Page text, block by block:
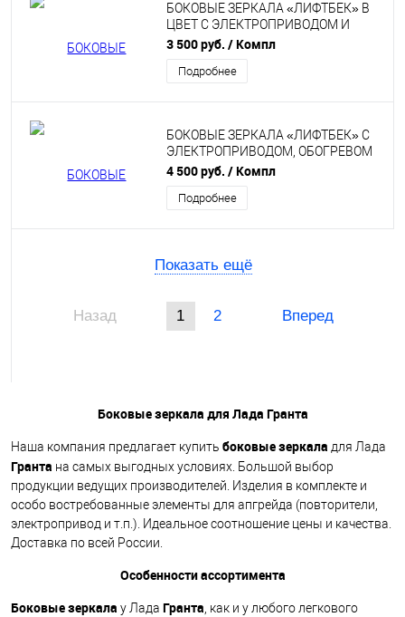
БОКОВЫЕ ЗЕРКАЛА «ЛИФТБЕК» В
ЦВЕТ С ЭЛЕКТРОПРИВОДОМ И
ОБОГРЕВОМ ДЛЯ ЛАДА ГРАНТА,
КАЛИНА, КАЛИНА 2, DATSUN
3 500 руб. / Компл
Подробнее
БОКОВЫЕ ЗЕРКАЛА «ЛИФТБЕК» С
ЭЛЕКТРОПРИВОДОМ, ОБОГРЕВОМ
И ПОВТОРИТЕЛЕМ ДЛЯ ЛАДА
ГРАНТА, КАЛИНА, КАЛИНА 2,
DATSUN
4 500 руб. / Компл
Подробнее
Показать ещё
Назад 1 2 Вперед
Боковые зеркала для Лада Гранта
Наша компания предлагает купить боковые зеркала для Лада
Гранта на самых выгодных условиях. Большой выбор
продукции ведущих производителей. Изделия в комплекте и
особо востребованные элементы для апгрейда (повторители,
электропривод и т.п.). Идеальное соотношение цены и качества.
Доставка по всей России.
Особенности ассортимента
Боковые зеркала у Лада Гранта , как и у любого легкового